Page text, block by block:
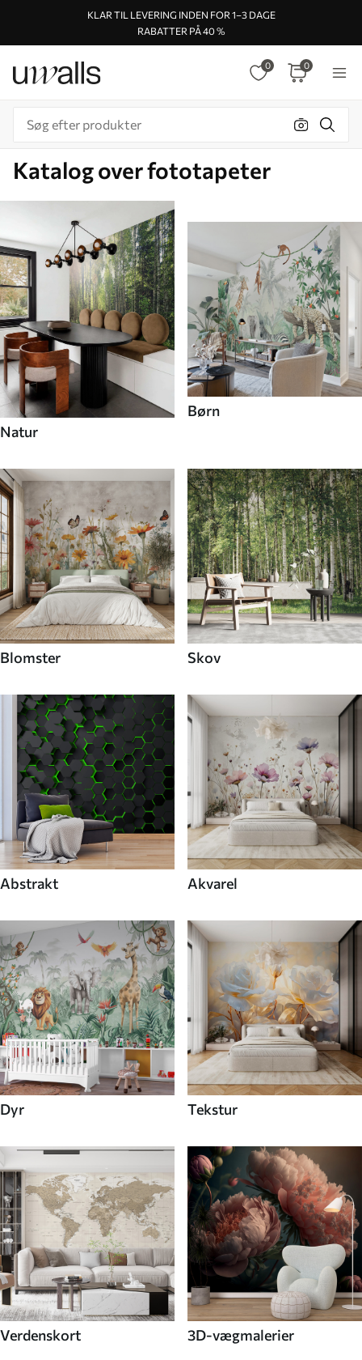
KLAR TIL LEVERING INDEN FOR 1–3 DAGE
RABATTER PÅ 40 %
0 0
Katalog over fototapeter
Natur
Børn
Blomster Skov
Abstrakt Akvarel
Dyr Tekstur
Verdenskort 3D-vægmalerier